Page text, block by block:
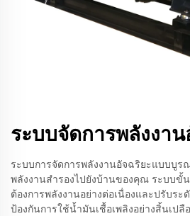
ระบบจัดการพลังงา
ระบบการจัดการพลังงานอัจฉริยะแบบบูร
พลังงานสำรองไปยังบ้านของคุณ ระบบขั้
ต้องการพลังงานอย่างต่อเนื่องและปรับระ
ป้องกันการใช้น้ำมันเชื้อเพลิงอย่างสิ้นเปลื